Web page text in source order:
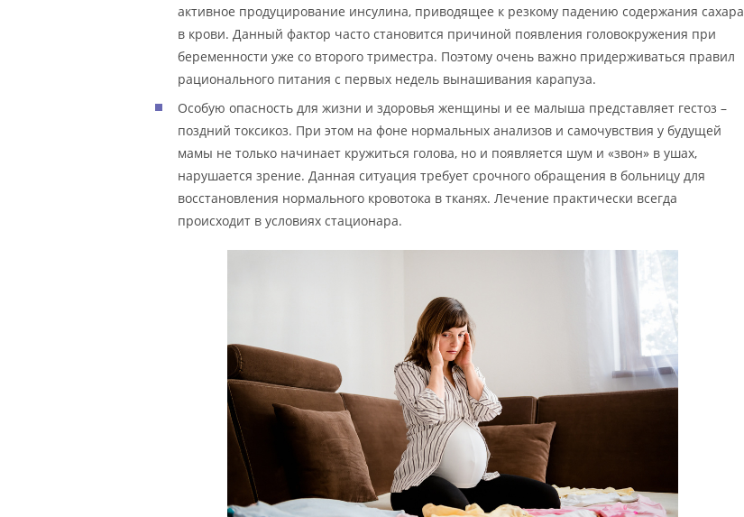
активное продуцирование инсулина, приводящее к резкому падению содержания сахара
в крови. Данный фактор часто становится причиной появления головокружения при
беременности уже со второго триместра. Поэтому очень важно придерживаться правил
рационального питания с первых недель вынашивания карапуза.
Особую опасность для жизни и здоровья женщины и ее малыша представляет гестоз –
поздний токсикоз. При этом на фоне нормальных анализов и самочувствия у будущей
мамы не только начинает кружиться голова, но и появляется шум и «звон» в ушах,
нарушается зрение. Данная ситуация требует срочного обращения в больницу для
восстановления нормального кровотока в тканях. Лечение практически всегда
происходит в условиях стационара.